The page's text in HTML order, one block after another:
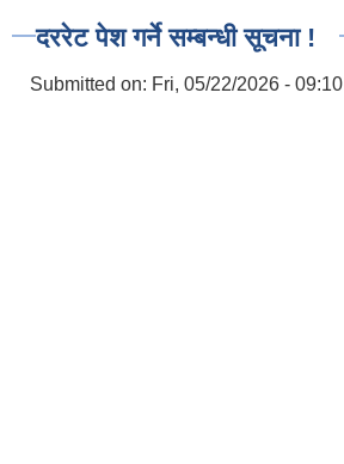
दररेट पेश गर्ने सम्बन्धी सूचना !
Submitted on: Fri, 05/22/2026 - 09:10